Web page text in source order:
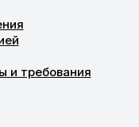
и требования